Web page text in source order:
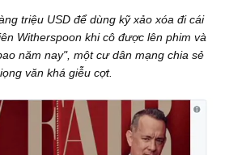
triệu USD để dùng kỹ xảo xóa đi cái
Witherspoon khi cô được lên phim và
năm nay", một cư dân mạng chia sẻ
văn khá giễu cợt.